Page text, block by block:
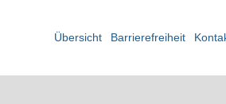
Übersicht Barrierefreiheit